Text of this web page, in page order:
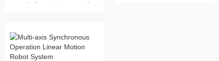
corrente de arrasto, servo motor +
personalizando o curso eficaz
longo etc. Mova produtos
pesados para cima e para baixo,
para a esquerda e para a direita,